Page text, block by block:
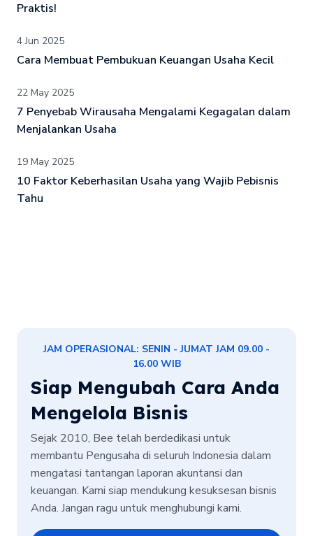
Praktis!
4 Jun 2025
Cara Membuat Pembukuan Keuangan Usaha Kecil
22 May 2025
7 Penyebab Wirausaha Mengalami Kegagalan dalam
Menjalankan Usaha
19 May 2025
10 Faktor Keberhasilan Usaha yang Wajib Pebisnis
Tahu
JAM OPERASIONAL: SENIN - JUMAT JAM 09.00 -
16.00 WIB
Siap Mengubah Cara Anda
Mengelola Bisnis
Sejak 2010, Bee telah berdedikasi untuk
membantu Pengusaha di seluruh Indonesia dalam
mengatasi tantangan laporan akuntansi dan
keuangan. Kami siap mendukung kesuksesan bisnis
Anda. Jangan ragu untuk menghubungi kami.